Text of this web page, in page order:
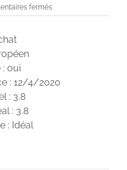
ferméssur
Salem
: oui
: 12/4/2020
: 3.8
: 3.8
: Idéal